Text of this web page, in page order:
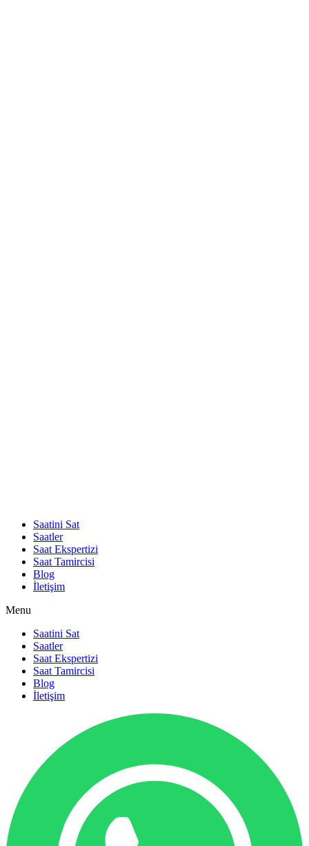
Saatini Sat
Saatler
Saat Ekspertizi
Saat Tamircisi
Blog
İletişim
Menu
Saatini Sat
Saatler
Saat Ekspertizi
Saat Tamircisi
Blog
İletişim